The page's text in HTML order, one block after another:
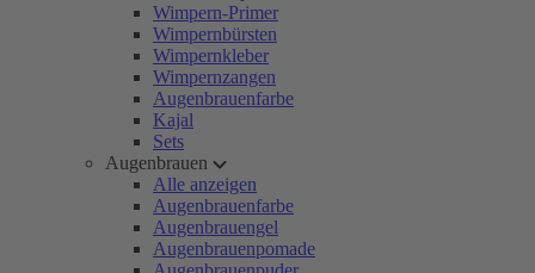
Wimpern-Primer
Wimpernbürsten
Wimpernkleber
Wimpernzangen
Augenbrauenfarbe
Kajal
Sets
Augenbrauen
Alle anzeigen
Augenbrauenfarbe
Augenbrauengel
Augenbrauenpomade